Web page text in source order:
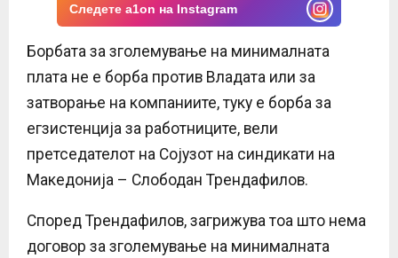
U
Следете a1on на Instagram
Борбата за зголемување на минималната
плата не е борба против Владата или за
затворање на компаниите, туку е борба за
егзистенција за работниците, вели
претседателот на Сојузот на синдикати на
Македонија – Слободан Трендафилов.
Според Трендафилов, загрижува тоа што нема
договор за зголемување на минималната